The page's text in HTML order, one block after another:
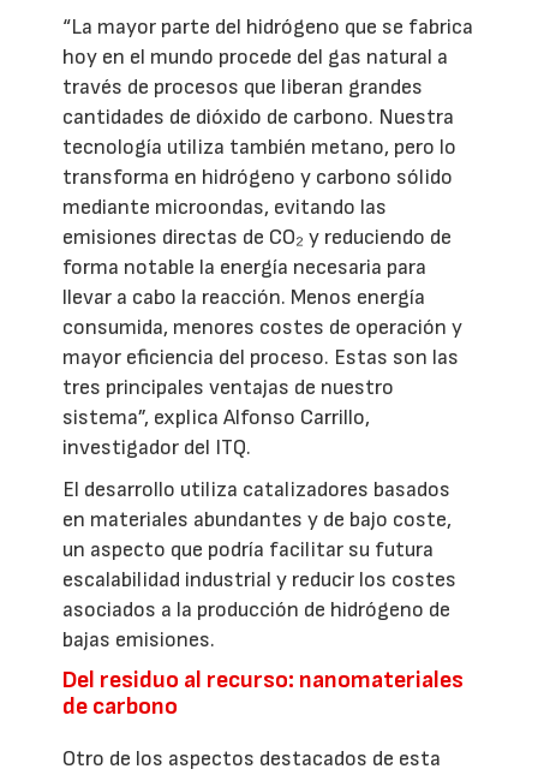
“La mayor parte del hidrógeno que se fabrica
hoy en el mundo procede del gas natural a
través de procesos que liberan grandes
cantidades de dióxido de carbono. Nuestra
tecnología utiliza también metano, pero lo
transforma en hidrógeno y carbono sólido
mediante microondas, evitando las
emisiones directas de CO₂ y reduciendo de
forma notable la energía necesaria para
llevar a cabo la reacción. Menos energía
consumida, menores costes de operación y
mayor eficiencia del proceso. Estas son las
tres principales ventajas de nuestro
sistema”, explica Alfonso Carrillo,
investigador del ITQ.
El desarrollo utiliza catalizadores basados
en materiales abundantes y de bajo coste,
un aspecto que podría facilitar su futura
escalabilidad industrial y reducir los costes
asociados a la producción de hidrógeno de
bajas emisiones.
Del residuo al recurso: nanomateriales
de carbono
Otro de los aspectos destacados de esta